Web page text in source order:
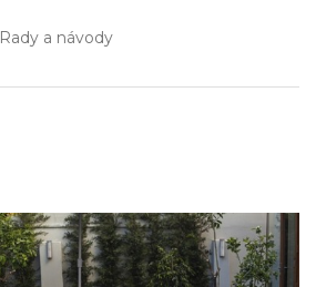
Rady a návody